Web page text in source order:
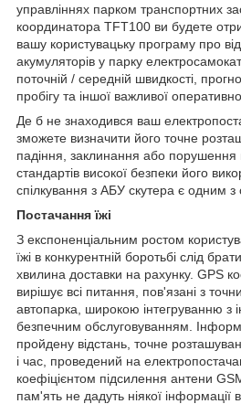
управліннях парком транспортних
координатора TFT100 ви будете
вашу користувацьку програму про
акумуляторів у парку
поточній / середній швидкості,
пробігу та іншої важливої
Де б не знаходився ваш
зможете визначити його точне
падіння, заклинання або порушення
стандартів високої безпеки його
спілкування з АБУ скутера є одним з
Постачання їжі
З експоненціальним ростом
їжі в конкурентній боротьбі слід
хвилина доставки на рахунку. GPS
вирішує всі питання, пов'язані з
автопарка, широкою інтегруванню з
безпечним обслуговуванням.
пройдену відстань, точне
і час, проведений на
коефіцієнтом підсилення антени
пам'ять не дадуть ніякої інформації